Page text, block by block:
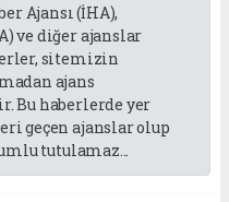
Ajansı (İHA),
ve diğer ajanslar
sitemizin
ajans
Bu haberlerde yer
geçen ajanslar olup
tutulamaz...